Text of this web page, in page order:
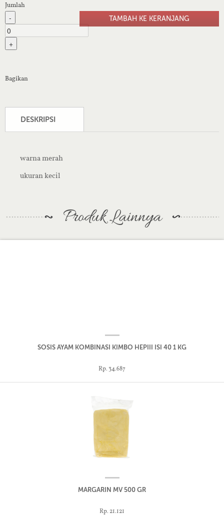
Jumlah
-
+
Bagikan
DESKRIPSI
warna merah
ukuran kecil
Produk Lainnya
SOSIS AYAM KOMBINASI KIMBO HEPIII ISI 40 1 KG
Rp. 34.687
MARGARIN MV 500 GR
Rp. 21.121